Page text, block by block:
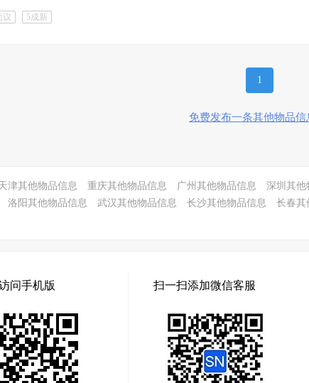
议 5成新
1
免费发布一条其他物品信
津其他物品信息 重庆其他物品信息 广州其他物品信息 深圳其他
洛阳其他物品信息 武汉其他物品信息 长沙其他物品信息 长春其
问手机版 扫一扫添加微信客服